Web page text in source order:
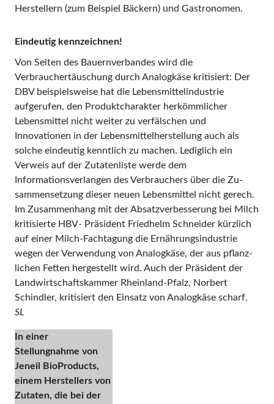
Herstellern (zum Bei­spiel Bäckern) und Gastrono­men.
Eindeutig kennzeichnen!
Von Seiten des Bauernverban­des wird die
Verbrauchertäuschung durch Analogkäse kritisiert: Der
DBV beispielsweise hat die Lebens­mittelindustrie
aufgerufen, den Produktcharakter herkömmlicher
Lebensmittel nicht weiter zu verfälschen und
Innovationen in der Lebensmittelherstellung auch als
solche eindeutig kenntlich zu machen. Lediglich ein
Verweis auf der Zutatenliste werde dem
Informationsverlangen des Verbrauchers über die Zu­
sam­mensetzung dieser neuen Lebensmittel nicht gerech.
Im Zusammenhang mit der Absatzverbesserung bei Milch
kritisierte HBV- Präsident Friedhelm Schnei­der kürzlich
auf einer Milch-Fachtagung die Ernäh­rungs­­industrie
wegen der Verwen­dung von Analogkäse, der aus pflanz­­
lichen Fetten hergestellt wird. Auch der Präsident der
Land­wirtschafts­kammer Rheinland-Pfalz, Norbert
Schind­ler, kritisiert den Einsatz von Analogkäse scharf.
SL
In einer
Stellungnahme von
Jeneil BioProducts,
einem Herstellers von
Zutaten, die bei der